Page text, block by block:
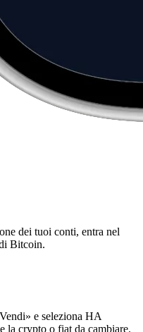
dei tuoi conti, entra nel
Bitcoin.
e seleziona HA
la crypto o fiat da cambiare.